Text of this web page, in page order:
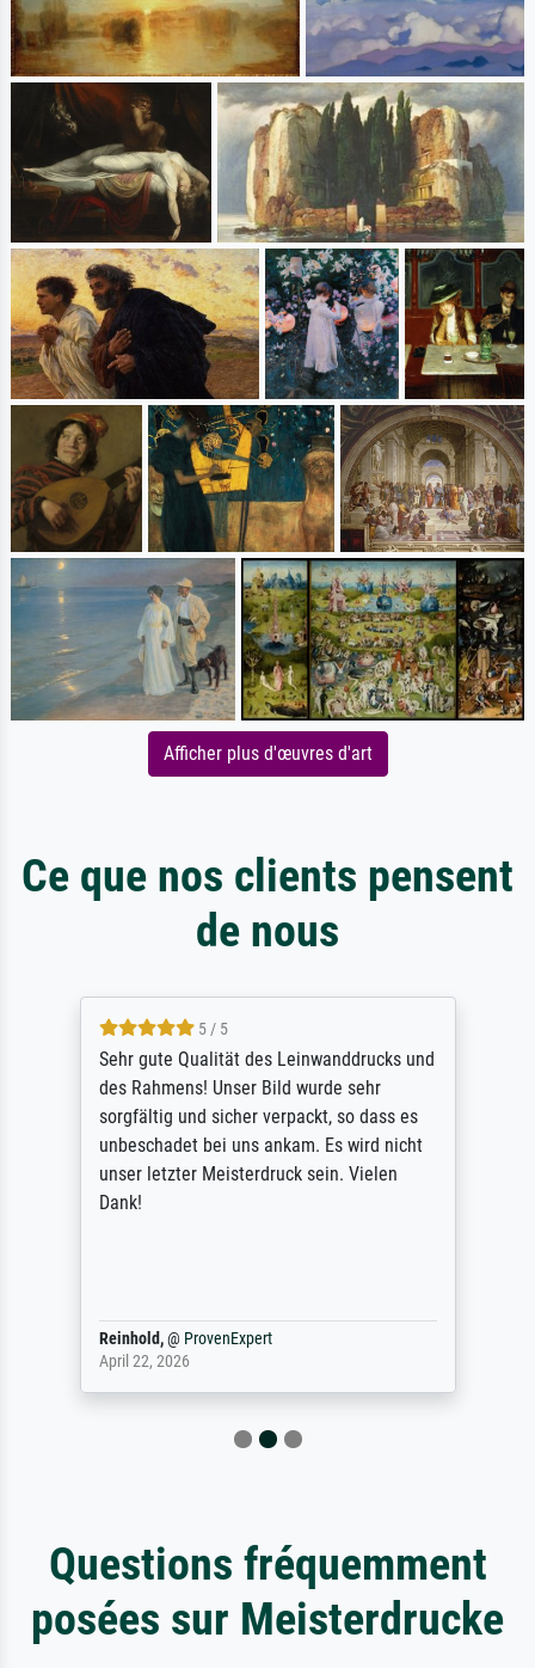
Afficher plus d'œuvres d'art
Ce que nos clients pensent
de nous
5 / 5
Sehr gute Qualität des Leinwanddrucks und
des Rahmens! Unser Bild wurde sehr
sorgfältig und sicher verpackt, so dass es
unbeschadet bei uns ankam. Es wird nicht
unser letzter Meisterdruck sein. Vielen
Dank!
Reinhold,@ ProvenExpert
April 22, 2026
Questions fréquemment
posées sur Meisterdrucke